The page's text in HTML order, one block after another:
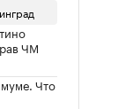
ЧМ
Что